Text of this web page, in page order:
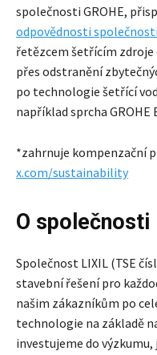
společnosti GROHE,
odpovědnosti
řetězcem šetřícím zdroje
přes odstranění
po technologie šetřící
například sprcha GROHE
*zahrnuje kompenzační
x.com/sustainability
O společnosti
Společnost LIXIL (TSE
stavební řešení pro
našim zákazníkům po
technologie na základě
investujeme do výzkumu,